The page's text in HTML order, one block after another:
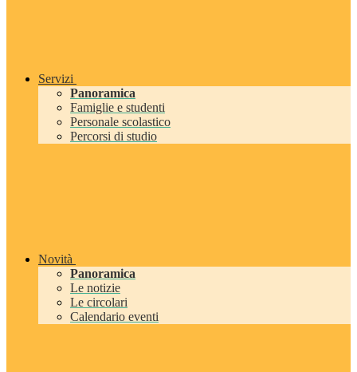
Servizi
Panoramica
Famiglie e studenti
Personale scolastico
Percorsi di studio
Novità
Panoramica
Le notizie
Le circolari
Calendario eventi